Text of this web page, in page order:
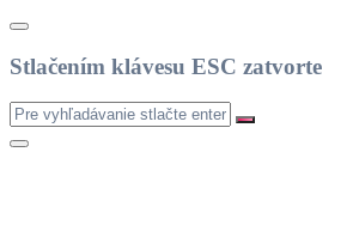
Stlačením klávesu ESC zatvorte